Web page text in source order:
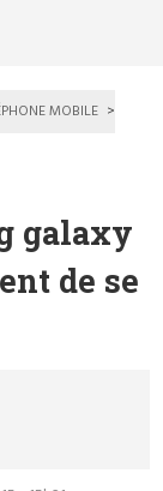
MOBILE
galaxy
de se